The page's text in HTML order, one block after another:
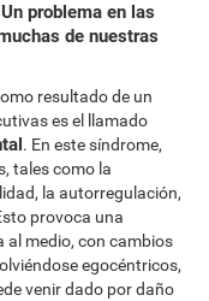
Un problema en las
de nuestras
resultado de un
es el llamado
. En este síndrome,
tales como la
la autorregulación,
provoca una
medio, con cambios
egocéntricos,
venir dado por daño